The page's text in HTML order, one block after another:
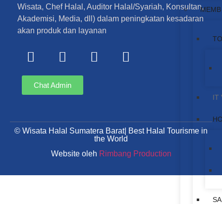
IT
Wisata, Chef Halal, Auditor Halal/Syariah, Konsultan,
Akademisi, Media, dll) dalam peningkatan kesadaran
akan produk dan layanan
Chat Admin
© Wisata Halal Sumatera Barat| Best Halal Tourisme in
the World
Website oleh Rimbang Production